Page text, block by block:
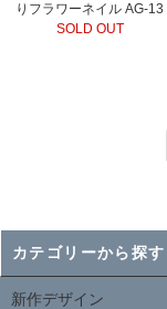
りフラワーネイル AG-13
SOLD OUT
カテゴリーから探す
新作デザイン